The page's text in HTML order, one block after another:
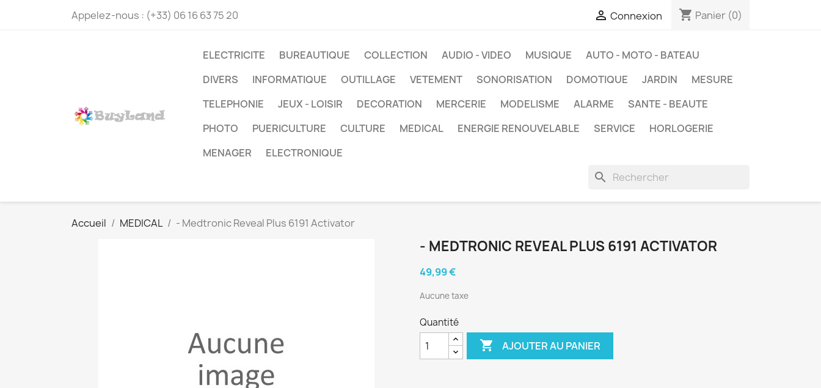
Appelez-nous : (+33) 06 16 63 75 20  Connexion shopping_cart Panier (0)
ELECTRICITE BUREAUTIQUE COLLECTION AUDIO - VIDEO MUSIQUE
AUTO - MOTO - BATEAU
DIVERS
INFORMATIQUE OUTILLAGE VETEMENT SONORISATION DOMOTIQUE JARDIN
MESURE
TELEPHONIE
JEUX - LOISIR DECORATION MERCERIE MODELISME ALARME
SANTE - BEAUTE
PHOTO
PUERICULTURE CULTURE MEDICAL ENERGIE RENOUVELABLE SERVICE
HORLOGERIE
MENAGER
ELECTRONIQUE
search
Accueil MEDICAL - Medtronic Reveal Plus 6191 Activator
- MEDTRONIC REVEAL PLUS 6191 ACTIVATOR
49,99 €
Aucune taxe
Quantité
 AJOUTER AU PANIER